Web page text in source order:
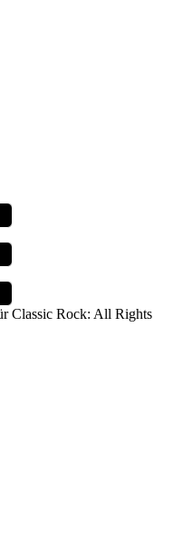
Classic Rock: All Rights